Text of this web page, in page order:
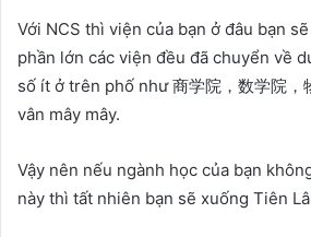
Với NCS thì viện của bạn ở đâu bạn
phần lớn các viện đều đã chuyển về
số ít ở trên phố như 商学院，数学院，
vân mây mây.
Vậy nên nếu ngành học của bạn
này thì tất nhiên bạn sẽ xuống Tiên